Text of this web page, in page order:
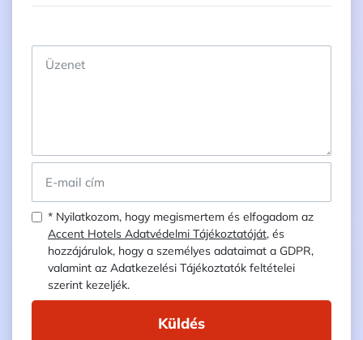
* Nyilatkozom, hogy megismertem és elfogadom az
Accent Hotels Adatvédelmi Tájékoztatóját, és
hozzájárulok, hogy a személyes adataimat a GDPR,
valamint az Adatkezelési Tájékoztatók feltételei
szerint kezeljék.
Küldés